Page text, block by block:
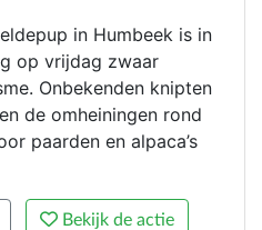
in Humbeek is in
op vrijdag zwaar
Onbekenden knipten
de omheiningen rond
paarden en alpaca’s
Bekijk de actie